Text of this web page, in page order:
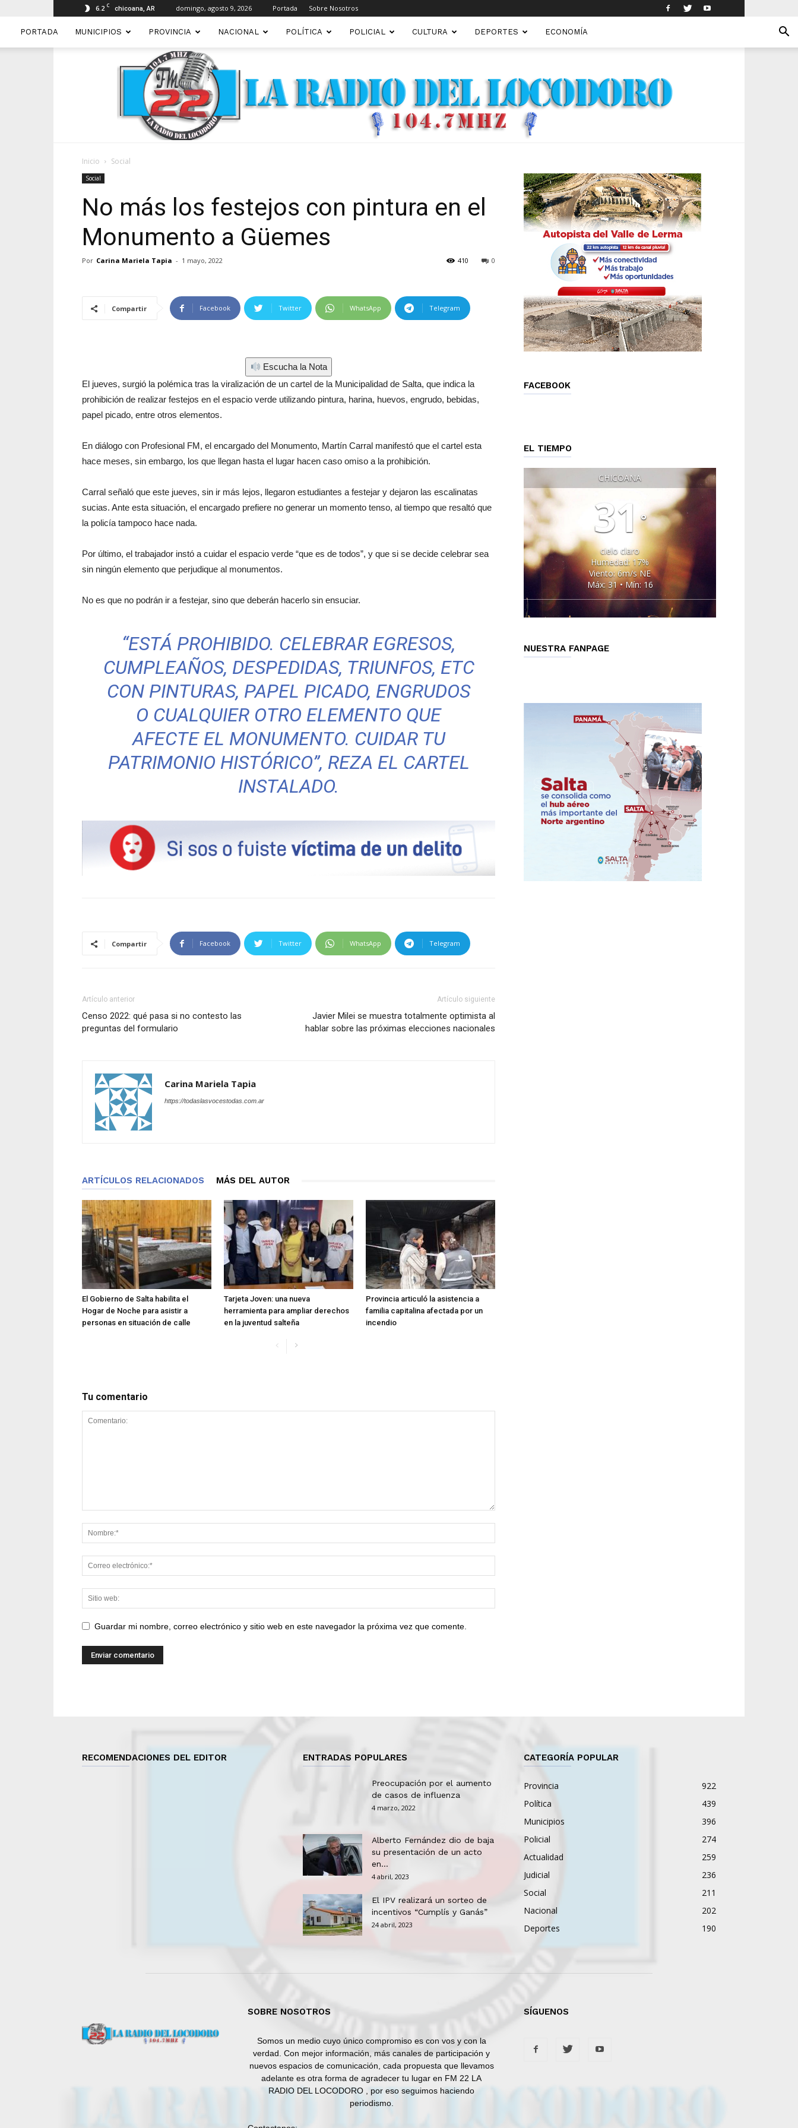
6.2 C chicoana, AR domingo, agosto 9, 2026 Portada Sobre Nosotros
PORTADA MUNICIPIOS PROVINCIA NACIONAL POLÍTICA POLICIAL CULTURA DEPORTES ECONOMÍA
Inicio Social
Social
No más los festejos con pintura en el
Monumento a Güemes
Por Carina Mariela Tapia - 1 mayo, 2022 0
410
Compartir Facebook Twitter WhatsApp Telegram
Escucha la Nota
El jueves, surgió la polémica tras la viralización de un cartel de la Municipalidad de Salta, que indica la
prohibición de realizar festejos en el espacio verde utilizando pintura, harina, huevos, engrudo, bebidas,
papel picado, entre otros elementos.
En diálogo con Profesional FM, el encargado del Monumento, Martín Carral manifestó que el cartel esta
hace meses, sin embargo, los que llegan hasta el lugar hacen caso omiso a la prohibición.
Carral señaló que este jueves, sin ir más lejos, llegaron estudiantes a festejar y dejaron las escalinatas
sucias. Ante esta situación, el encargado prefiere no generar un momento tenso, al tiempo que resaltó que
la policía tampoco hace nada.
Por último, el trabajador instó a cuidar el espacio verde “que es de todos”, y que si se decide celebrar sea
sin ningún elemento que perjudique al monumentos.
No es que no podrán ir a festejar, sino que deberán hacerlo sin ensuciar.
“ESTÁ PROHIBIDO. CELEBRAR EGRESOS,
CUMPLEAÑOS, DESPEDIDAS, TRIUNFOS, ETC
CON PINTURAS, PAPEL PICADO, ENGRUDOS
O CUALQUIER OTRO ELEMENTO QUE
AFECTE EL MONUMENTO. CUIDAR TU
PATRIMONIO HISTÓRICO”, REZA EL CARTEL
INSTALADO.
Compartir Facebook Twitter WhatsApp Telegram
Artículo anterior
Censo 2022: qué pasa si no contesto las
preguntas del formulario
Artículo siguiente
Javier Milei se muestra totalmente optimista al
hablar sobre las próximas elecciones nacionales
Carina Mariela Tapia
https://todaslasvocestodas.com.ar
ARTÍCULOS RELACIONADOS MÁS DEL AUTOR
El Gobierno de Salta habilita el
Hogar de Noche para asistir a
personas en situación de calle
Tarjeta Joven: una nueva
herramienta para ampliar derechos
en la juventud salteña
Provincia articuló la asistencia a
familia capitalina afectada por un
incendio
Tu comentario
Guardar mi nombre, correo electrónico y sitio web en este navegador la próxima vez que comente.
FACEBOOK
EL TIEMPO
CHICOANA
31°
cielo claro
Humedad: 17%
Viento: 6m/s NE
Máx: 31 • Mín: 16
NUESTRA FANPAGE
RECOMENDACIONES DEL EDITOR ENTRADAS POPULARES
Preocupación por el aumento
de casos de influenza
4 marzo, 2022
Alberto Fernández dio de baja
su presentación de un acto
en...
4 abril, 2023
El IPV realizará un sorteo de
incentivos “Cumplís y Ganás”
24 abril, 2023
CATEGORÍA POPULAR
Provincia
922
Política
439
Municipios
396
Policial
274
Actualidad
259
Judicial
236
Social
211
Nacional
202
Deportes
190
SOBRE NOSOTROS
Somos un medio cuyo único compromiso es con vos y con la
verdad. Con mejor información, más canales de participación y
nuevos espacios de comunicación, cada propuesta que llevamos
adelante es otra forma de agradecer tu lugar en FM 22 LA
RADIO DEL LOCODORO , por eso seguimos haciendo
periodismo.
SÍGUENOS